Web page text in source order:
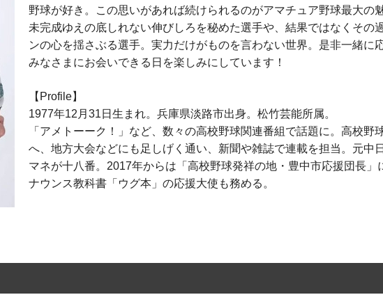
野球が好き。この思いがあれば続けられるのがアマチュア野球最大の
未完成ゆえの底しれない伸びしろを秘めた選手や、結果ではなくその
ンの心を揺さぶる選手。実力だけがものを言わない世界。是非一緒に
みなさまにお会いできる日を楽しみにしています！
【Profile】
1977年12月31日生まれ。兵庫県淡路市出身。松竹芸能所属。
「アメトーーク！」など、数々の高校野球関連番組で話題に。高校野
へ、地方大会などにも足しげく通い、新聞や雑誌で連載を担当。元中
マネが十八番。2017年からは「高校野球発祥の地・豊中市応援団長」
ナウンス教科書「ウグ本」の応援大使も務める。